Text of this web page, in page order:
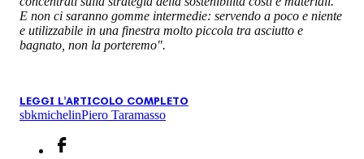
E non ci saranno gomme intermedie: servendo a poco e niente
e utilizzabile in una finestra molto piccola tra asciutto e
bagnato, non la porteremo".
LEGGI L'ARTICOLO COMPLETO
sbkmichelinPiero Taramasso